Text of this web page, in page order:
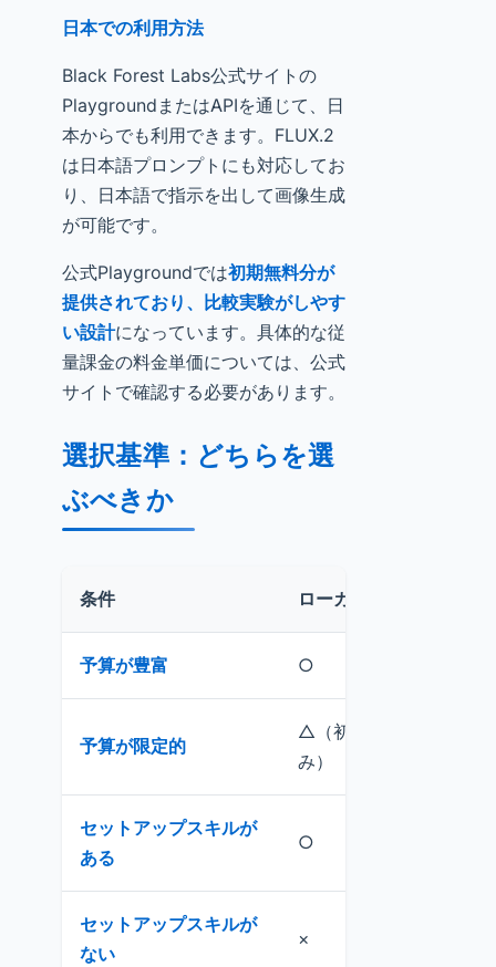
日本での利用方法
Black Forest Labs公式サイトの
PlaygroundまたはAPIを通じて、日
本からでも利用できます。FLUX.2
は日本語プロンプトにも対応してお
り、日本語で指示を出して画像生成
が可能です。
公式Playgroundでは初期無料分が
提供されており、比較実験がしやす
い設計になっています。具体的な従
量課金の料金単価については、公式
サイトで確認する必要があります。
選択基準：どちらを選
ぶべきか
条件 ローカル実行
予算が豊富 ○
予算が限定的
△（初期投資の
み）
セットアップスキルが
ある
○
セットアップスキルが
ない
×